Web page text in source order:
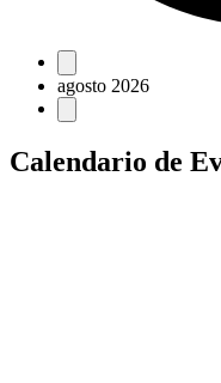
Eventos
agosto 2026
Calendario de